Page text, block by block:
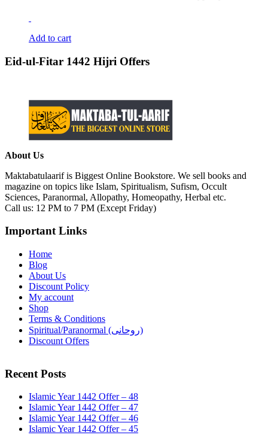
Add to cart
Eid-ul-Fitar 1442 Hijri Offers
About Us
Maktabatulaarif is Biggest Online Bookstore. We sell books and
magazine on topics like Islam, Spiritualism, Sufism, Occult
Sciences, Paranormal, Allopathy, Homeopathy, Herbal etc.
Call us: 12 PM to 7 PM (Except Friday)
Important Links
Home
Blog
About Us
Discount Policy
My account
Shop
Terms & Conditions
Spiritual/Paranormal (روحانی)
Discount Offers
Recent Posts
Islamic Year 1442 Offer – 48
Islamic Year 1442 Offer – 47
Islamic Year 1442 Offer – 46
Islamic Year 1442 Offer – 45